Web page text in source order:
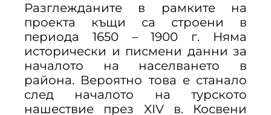
Разглежданите в рамките на
проекта къщи са строени в
периода 1650 – 1900 г. Няма
исторически и писмени данни за
началото на населването в
района. Вероятно това е станало
след началото на турското
нашествие през XIV в. Косвени